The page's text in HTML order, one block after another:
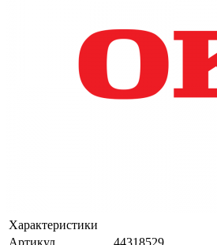
Характеристики
Артикул
44318529